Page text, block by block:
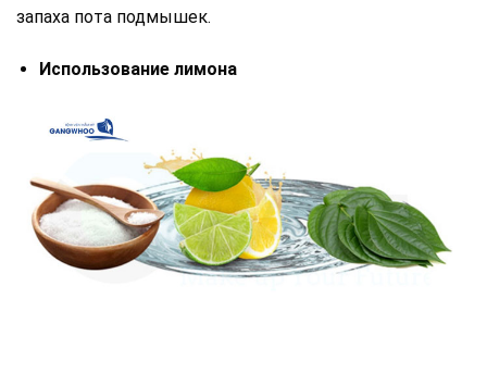
запаха пота подмышек.
Использование лимона